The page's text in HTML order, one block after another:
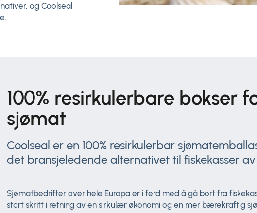
og Coolseal
100% resirkulerbare bokser
sjømat
Coolseal er en 100% resirkulerbar
det bransjeledende alternativet til fiskekasser av
Sjømatbedrifter over hele Europa er i ferd med å gå bort fra
stort skritt i retning av en sirkulær økonomi og en mer bærekraftig